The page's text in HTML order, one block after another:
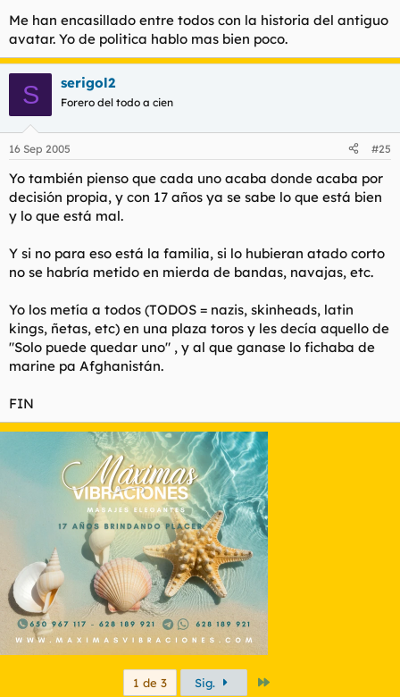
encasillamiento te hace parecer un clon.
Me han encasillado entre todos con la historia del antiguo
avatar. Yo de politica hablo mas bien poco.
S serigol2
Forero del todo a cien
16 Sep 2005 #25
Yo también pienso que cada uno acaba donde acaba por
decisión propia, y con 17 años ya se sabe lo que está bien
y lo que está mal.
Y si no para eso está la familia, si lo hubieran atado corto
no se habría metido en mierda de bandas, navajas, etc.
Yo los metía a todos (TODOS = nazis, skinheads, latin
kings, ñetas, etc) en una plaza toros y les decía aquello de
"Solo puede quedar uno" , y al que ganase lo fichaba de
marine pa Afghanistán.
FIN
1 de 3 Sig.